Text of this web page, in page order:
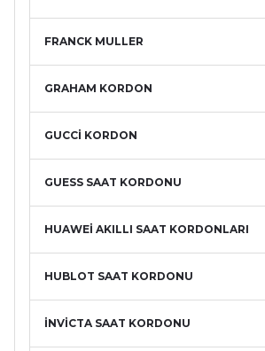
FRANCK MULLER
GRAHAM KORDON
GUCCİ KORDON
GUESS SAAT KORDONU
HUAWEİ AKILLI SAAT KORDONLARI
HUBLOT SAAT KORDONU
İNVİCTA SAAT KORDONU